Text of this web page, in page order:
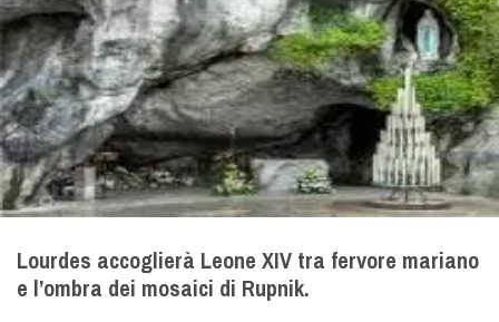
Lourdes accoglierà Leone XIV tra fervore mariano
e l’ombra dei mosaici di Rupnik.